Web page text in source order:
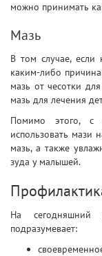
можно принимать
Мазь
В том случае, если
каким-либо
мазь от чесотки
мазь для лечения
Помимо этого, с
использовать мази
мазь, а также
зуда у малышей.
На
подразумевает: